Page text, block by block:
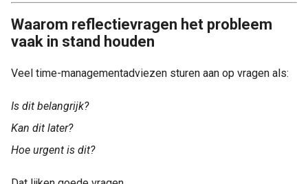
Waarom reflectievragen het probleem
vaak in stand houden
Veel time-managementadviezen sturen aan op vragen als:
Is dit belangrijk?
Kan dit later?
Hoe urgent is dit?